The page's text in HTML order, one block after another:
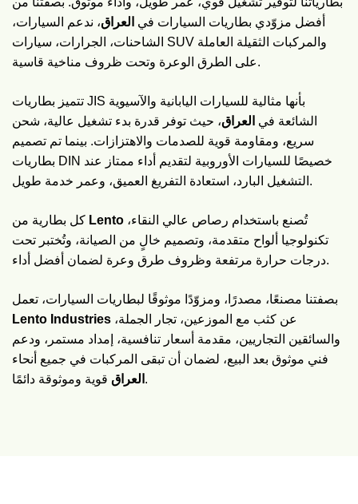
أفضل مزوّدي بطاريات السيارات في العراق، ندعم السيارات،
الشاحنات، الجرارات، سيارات SUV والمركبات الثقيلة العاملة
على الطرق الوعرة وتحت ظروف مناخية قاسية.
تتميز بطاريات JIS بأنها مثالية للسيارات اليابانية والآسيوية
الشائعة في العراق، حيث توفر قدرة بدء تشغيل عالية، شحن
سريع، ومقاومة قوية للصدمات والاهتزازات. بينما تم تصميم
بطاريات DIN خصيصًا للسيارات الأوروبية لتقديم أداء ممتاز عند
التشغيل البارد، استعادة التفريغ العميق، وعمر خدمة طويل.
Lento
تكنولوجيا ألواح متقدمة، وتصميم خالٍ من الصيانة، وتُختبر تحت
درجات حرارة مرتفعة وظروف طرق وعرة لضمان أفضل أداء.
بصفتنا مصنعًا، مصدرًا، ومزوّدًا موثوقًا لبطاريات السيارات، تعمل
Lento Industries
والسائقين التجاريين، مقدمة أسعار تنافسية، إمداد مستمر، ودعم
فني موثوق بعد البيع، لضمان أن تبقى المركبات في جميع أنحاء
العراق قوية وموثوقة دائمًا.